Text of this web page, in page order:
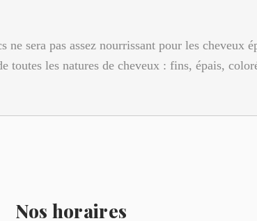
sera pas assez nourrissant pour les cheveux
toutes les natures de cheveux : fins, épais,
Nos horaires